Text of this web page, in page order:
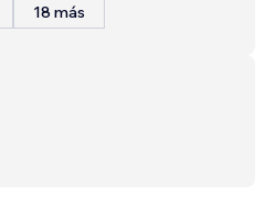
18 más